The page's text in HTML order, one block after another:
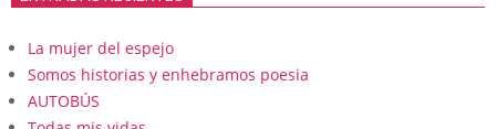
La mujer del espejo
Somos historias y enhebramos poesia
AUTOBÚS